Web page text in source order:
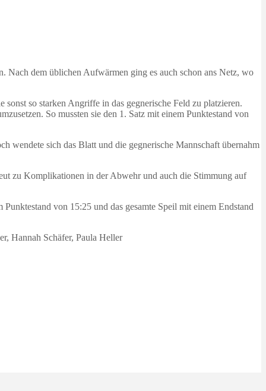
Nach dem üblichen Aufwärmen ging es auch schon ans Netz, wo
so starken Angriffe in das gegnerische Feld zu platzieren.
So mussten sie den 1. Satz mit einem Punktestand von
wendete sich das Blatt und die gegnerische Mannschaft übernahm
zu Komplikationen in der Abwehr und auch die Stimmung auf
von 15:25 und das gesamte Speil mit einem Endstand
Hannah Schäfer, Paula Heller